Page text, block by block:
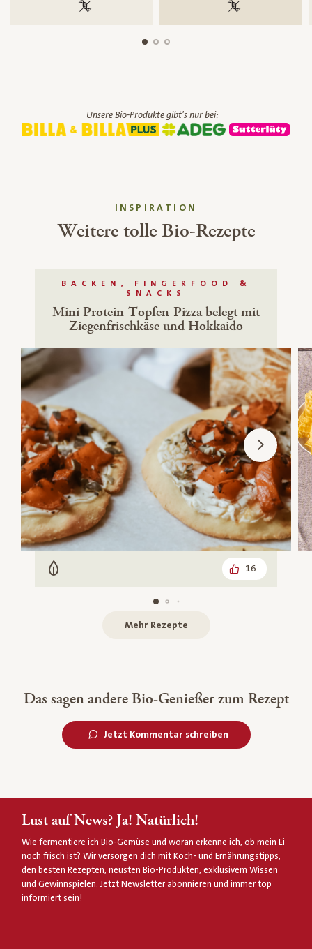
100 % gentechnikfrei 100 %
Unsere Bio-Produkte gibt's nur bei:
INSPIRATION
Weitere tolle Bio-Rezepte
BACKEN, FINGERFOOD &
SNACKS
Mini Protein-Topfen-Pizza belegt mit
Ziegenfrischkäse und Hokkaido
Vegetarisch 16
Mehr Rezepte
Das sagen andere Bio-Genießer zum Rezept
Jetzt Kommentar schreiben
Lust auf News? Ja! Natürlich!
Wie fermentiere ich Bio-Gemüse und woran erkenne ich, ob mein Ei
noch frisch ist? Wir versorgen dich mit Koch- und Ernährungstipps,
den besten Rezepten, neusten Bio-Produkten, exklusivem Wissen
und Gewinnspielen. Jetzt Newsletter abonnieren und immer top
informiert sein!